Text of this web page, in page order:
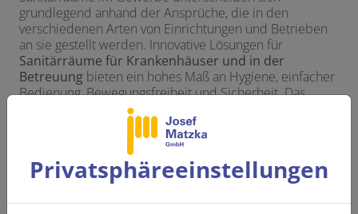
grundlegend anhand der Ansprüche, die in den
verschiedenen Arten von Einrichtungen und Betrieben
an sie gestellt werden. Innovative Lösungen für
Sanitärräume für Krankenhäuser und in der
Betreuung bieten ein hohes Maß an Hygiene, einfacher
Bedienung, Bewegungsfreiheit und Sicherheit. Das
Kinderbad ist in Form und Funktion speziell auf die
Benutzung durch Kinder ausgerichtet und integriert in
Sanitärräume für Kindertagesstätten und
kindgerechte Sanitärkonzepte.
Privatsphäre­einstellungen